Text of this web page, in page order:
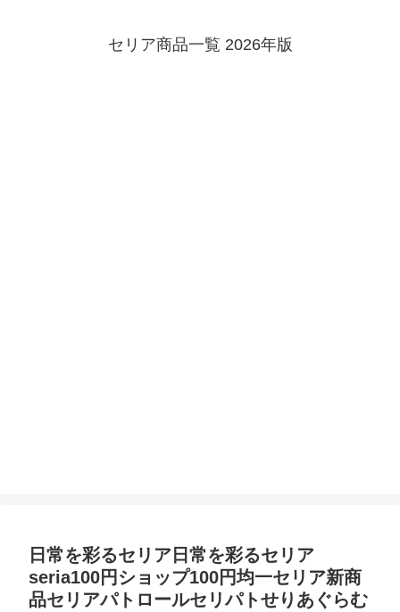
セリア商品一覧 2026年版
日常を彩るセリア日常を彩るセリア
seria100円ショップ100円均一セリア新商
品セリアパトロールセリパトせりあぐらむ